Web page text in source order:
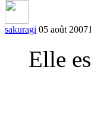
sakuragi 05 août 2007
Elle